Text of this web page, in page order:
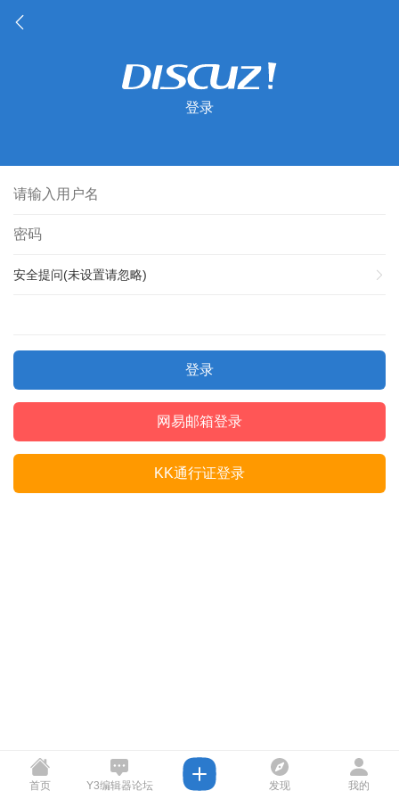
登录
安全提问(未设置请忽略)
登录
网易邮箱登录
KK通行证登录
首页 Y3编辑器论坛 发现 我的